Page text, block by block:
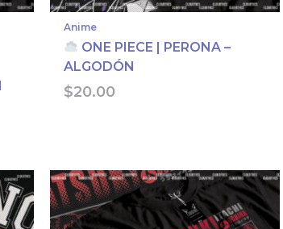
Anime
ONE PIECE | PERONA –
ALGODÓN
$20.00